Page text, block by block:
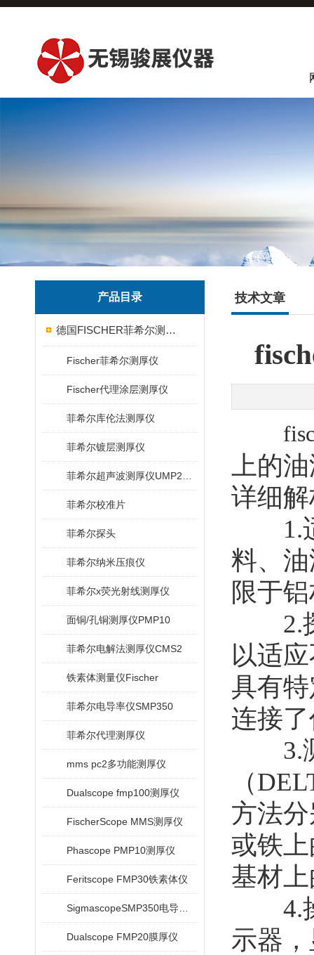
产品目录
德国FISCHER菲希尔测厚仪
Fischer菲希尔测厚仪
Fischer代理涂层测厚仪
菲希尔库伦法测厚仪
菲希尔镀层测厚仪
菲希尔校准片
菲希尔探头
菲希尔纳米压痕仪
菲希尔x荧光射线测厚仪
面铜/孔铜测厚仪PMP10
菲希尔电解法测厚仪CMS2
铁素体测量仪Fischer
菲希尔电导率仪SMP350
菲希尔代理测厚仪
mms pc2多功能测厚仪
Dualscope fmp100测厚仪
FischerScope MMS测厚仪
Phascope PMP10测厚仪
Feritscope FMP30铁素体仪
Dualscope FMP20膜厚仪
技术文章
上的
详细
1.适
料、
限于
2.探
以适
具有
连接
3.测
（
方法
或铁
基材
4.操
示器